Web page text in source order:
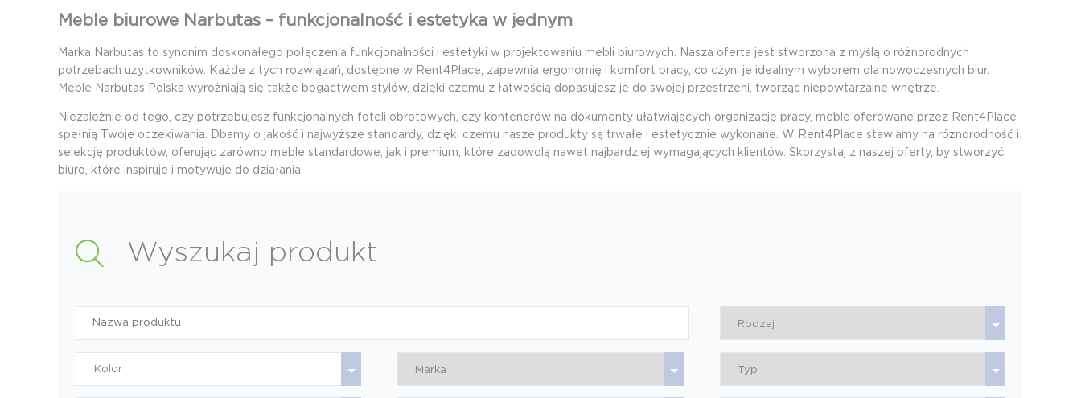
Meble biurowe Narbutas – funkcjonalność i estetyka w jednym
Marka Narbutas to synonim doskonałego połączenia funkcjonalności i estetyki w projektowaniu mebli biurowych. Nasza oferta jest stworzona z myślą o różnorodnych
potrzebach użytkowników. Każde z tych rozwiązań, dostępne w Rent4Place, zapewnia ergonomię i komfort pracy, co czyni je idealnym wyborem dla nowoczesnych biur.
Meble Narbutas Polska wyróżniają się także bogactwem stylów, dzięki czemu z łatwością dopasujesz je do swojej przestrzeni, tworząc niepowtarzalne wnętrze.
Niezależnie od tego, czy potrzebujesz funkcjonalnych foteli obrotowych, czy kontenerów na dokumenty ułatwiających organizację pracy, meble oferowane przez Rent4Place
spełnią Twoje oczekiwania. Dbamy o jakość i najwyższe standardy, dzięki czemu nasze produkty są trwałe i estetycznie wykonane. W Rent4Place stawiamy na różnorodność i
selekcję produktów, oferując zarówno meble standardowe, jak i premium, które zadowolą nawet najbardziej wymagających klientów. Skorzystaj z naszej oferty, by stworzyć
biuro, które inspiruje i motywuje do działania.
Wyszukaj produkt
Kolor